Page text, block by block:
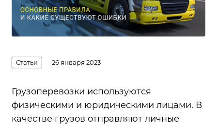
Статьи 26 января 2023
Грузоперевозки используются
физическими и юридическими лицами. В
качестве грузов отправляют личные